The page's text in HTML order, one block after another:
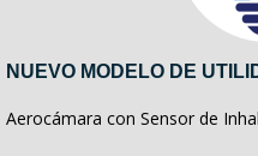
NUEVO MODELO DE
Aerocámara con Sensor de